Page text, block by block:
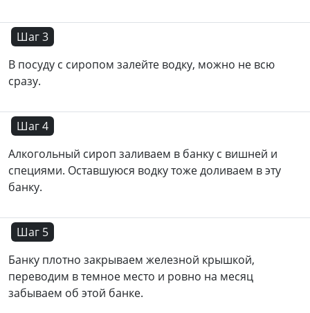
Шаг 3
В посуду с сиропом залейте водку, можно не всю
сразу.
Шаг 4
Алкогольный сироп заливаем в банку с вишней и
специями. Оставшуюся водку тоже доливаем в эту
банку.
Шаг 5
Банку плотно закрываем железной крышкой,
переводим в темное место и ровно на месяц
забываем об этой банке.